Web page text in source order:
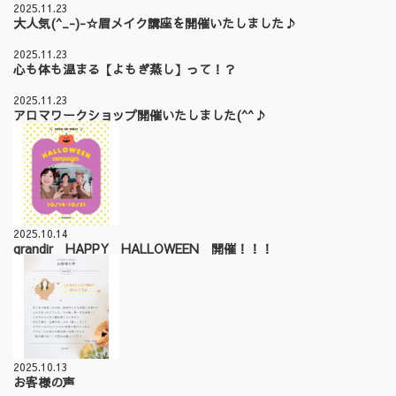
2025.11.23
大人気(^_-)-☆眉メイク講座を開催いたしました♪
2025.11.23
心も体も温まる【よもぎ蒸し】って！？
2025.11.23
アロマワークショップ開催いたしました(^^♪
2025.10.14
grandir HAPPY HALLOWEEN 開催！！！
2025.10.13
お客様の声